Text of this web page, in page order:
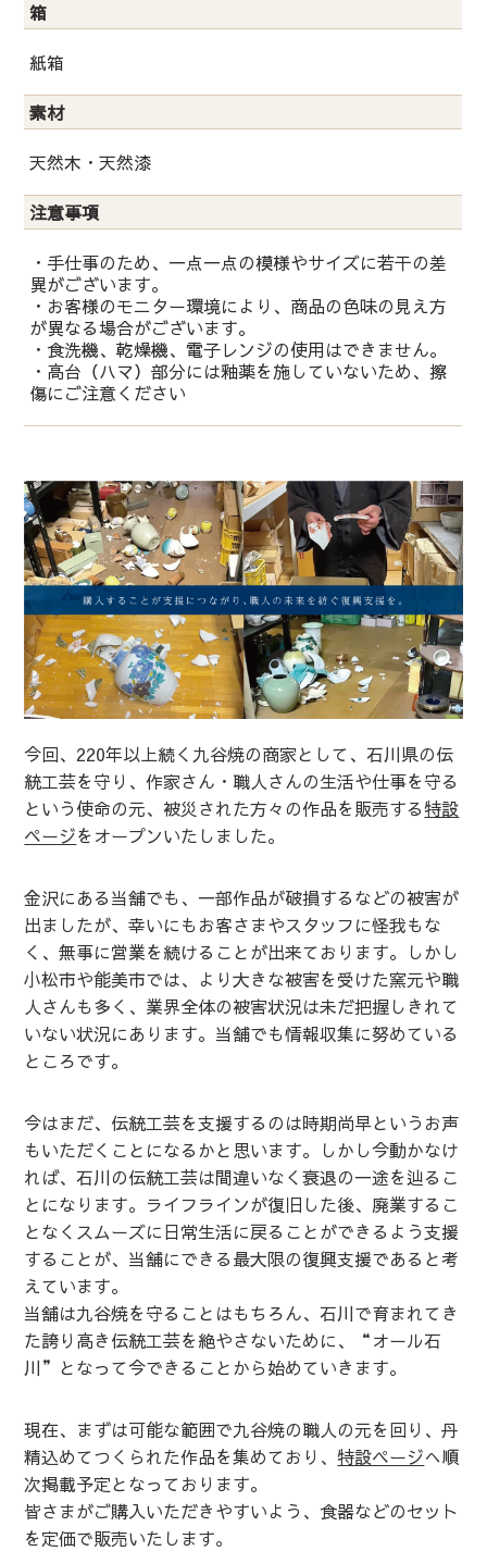
箱
紙箱
素材
天然木・天然漆
注意事項
・手仕事のため、一点一点の模様やサイズに若干の差
異がございます。
・お客様のモニター環境により、商品の色味の見え方
が異なる場合がございます。
・食洗機、乾燥機、電子レンジの使用はできません。
・高台（ハマ）部分には釉薬を施していないため、擦
傷にご注意ください
今回、220年以上続く九谷焼の商家として、石川県の伝
統工芸を守り、作家さん・職人さんの生活や仕事を守る
という使命の元、被災された方々の作品を販売する特設
ページをオープンいたしました。
金沢にある当舗でも、一部作品が破損するなどの被害が
出ましたが、幸いにもお客さまやスタッフに怪我もな
く、無事に営業を続けることが出来ております。しかし
小松市や能美市では、より大きな被害を受けた窯元や職
人さんも多く、業界全体の被害状況は未だ把握しきれて
いない状況にあります。当舗でも情報収集に努めている
ところです。
今はまだ、伝統工芸を支援するのは時期尚早というお声
もいただくことになるかと思います。しかし今動かなけ
れば、石川の伝統工芸は間違いなく衰退の一途を辿るこ
とになります。ライフラインが復旧した後、廃業するこ
となくスムーズに日常生活に戻ることができるよう支援
することが、当舗にできる最大限の復興支援であると考
えています。
当舗は九谷焼を守ることはもちろん、石川で育まれてき
た誇り高き伝統工芸を絶やさないために、“オール石
川”となって今できることから始めていきます。
現在、まずは可能な範囲で九谷焼の職人の元を回り、丹
精込めてつくられた作品を集めており、特設ページへ順
次掲載予定となっております。
皆さまがご購入いただきやすいよう、食器などのセット
を定価で販売いたします。